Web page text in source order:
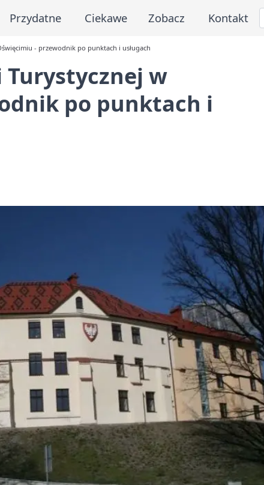
Przydatne Ciekawe Zobacz Kontakt
- przewodnik po punktach i usługach
w
po punktach i